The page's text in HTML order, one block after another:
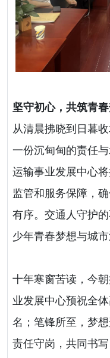
坚守初心，共筑青
从清晨拂晓到日暮
一份沉甸甸的责任
运输事业发展中心
监管和服务保障，
有序。交通人守护
少年青春梦想与城市
十年寒窗苦读，今
业发展中心预祝全
名；笔锋所至，梦
责任守岗，共同书写